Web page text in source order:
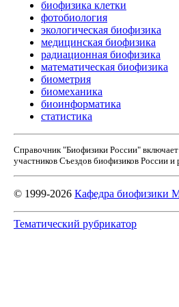
биофизика клетки
фотобиология
экологическая биофизика
медицинская биофизика
радиационная биофизика
математическая биофизика
биометрия
биомеханика
биоинформатика
статистика
Справочник "Биофизики России"
участников Съездов биофизиков России
© 1999-2026 Кафедра биофизики
Тематический рубрикатор